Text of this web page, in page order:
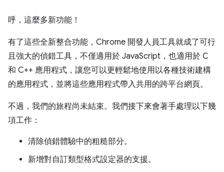
呼，這麼多新功能！
有了這些全新整合功能，Chrome 開發人員工具就成了可行
且強大的偵錯工具，不僅適用於 JavaScript，也適用於 C
和 C++ 應用程式，讓您可以更輕鬆地使用以各種技術建構
的應用程式，並將這些應用程式帶入共用的跨平台網頁。
不過，我們的旅程尚未結束。我們接下來會著手處理以下幾
項工作：
清除偵錯體驗中的粗糙部分。
新增對自訂類型格式設定器的支援。